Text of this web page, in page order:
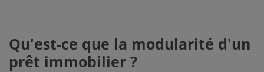
Qu'est-ce que la modularité d'un
prêt immobilier ?